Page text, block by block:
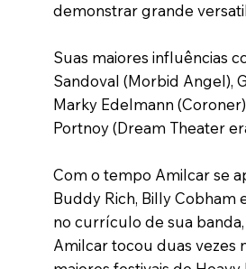
demonstrar grande
Suas maiores influências
Sandoval (Morbid Angel),
Marky Edelmann
Portnoy (Dream Theater
Com o tempo Amilcar se
Buddy Rich, Billy Cobham
no currículo de sua
Amilcar tocou duas vezes